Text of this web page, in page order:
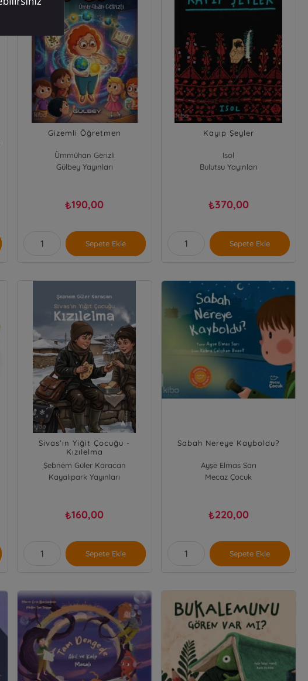
Gizemli Öğretmen
Ümmühan Gerizli
Gülbey Yayınları
₺190,00
Sepete Ekle
Kayıp Şeyler
Isol
Bulutsu Yayınları
₺370,00
Sepete Ekle
Sivas’ın Yiğit Çocuğu -
Kızılelma
Şebnem Güler Karacan
Kayalıpark Yayınları
₺160,00
Sepete Ekle
Sabah Nereye Kayboldu?
Ayşe Elmas Sarı
Mecaz Çocuk
₺220,00
Sepete Ekle